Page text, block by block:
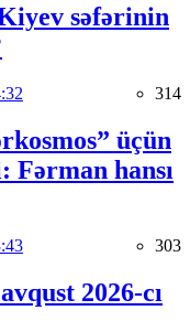
səfərinin
314
üçün
Fərman hansı
303
2026-cı